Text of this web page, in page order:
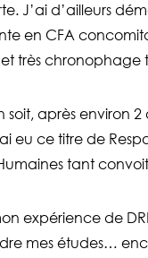
J’ai d’ailleurs
en CFA
très chronophage
soit, après environ 2
eu ce titre de
tant
expérience de
mes études…